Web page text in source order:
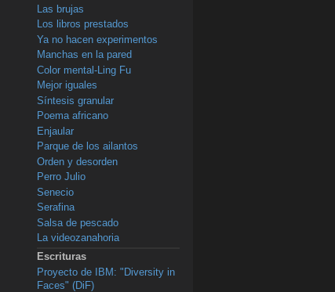
Las brujas
Los libros prestados
Ya no hacen experimentos
Manchas en la pared
Color mental-Ling Fu
Mejor iguales
Síntesis granular
Poema africano
Enjaular
Parque de los ailantos
Orden y desorden
Perro Julio
Senecio
Serafina
Salsa de pescado
La videozanahoria
Escrituras
Proyecto de IBM: "Diversity in
Faces" (DiF)